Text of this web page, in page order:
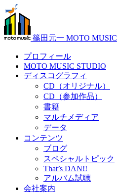
篠田元一 MOTO MUSIC
プロフィール
MOTO MUSIC STUDIO
ディスコグラフィ
CD（オリジナル）
CD（参加作品）
書籍
マルチメディア
データ
コンテンツ
ブログ
スペシャルトピック
That’s DAN!!
アルバム試聴
会社案内